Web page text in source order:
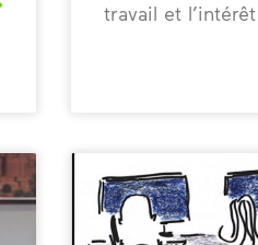
travail et l’intérêt